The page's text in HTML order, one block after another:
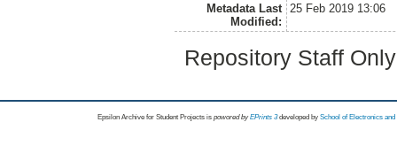
Metadata Last
Modified:
25 Feb 2019 13:06
Repository Staff
Epsilon Archive for Student Projects is powored byEPrints 3 developed by School of Electronics